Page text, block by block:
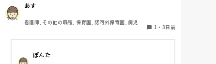
集中できません。1歳児クラスです、玩具で遊ばせな
がら、何人かずつよんで、やっています。何か、いい
アイデアや、工夫など、何でもいいので、教えて下さ
い。
あす
看護師, その他の職種, 保育園, 認可外保育園, 病児保
1 ・ 3日前
ぽんた